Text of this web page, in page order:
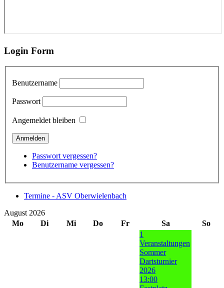
Login Form
Benutzername
Passwort
Angemeldet bleiben
Passwort vergessen?
Benutzername vergessen?
Termine - ASV Oberwielenbach
August 2026
Mo
Di Mi Do Fr Sa
So
1
Veranstaltungen
Sommer
Dartsturnier
2026
13:00